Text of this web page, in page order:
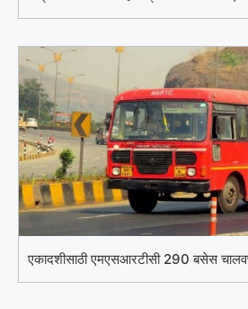
एकादशीसाठी एमएसआरटीसी 290 बसेस